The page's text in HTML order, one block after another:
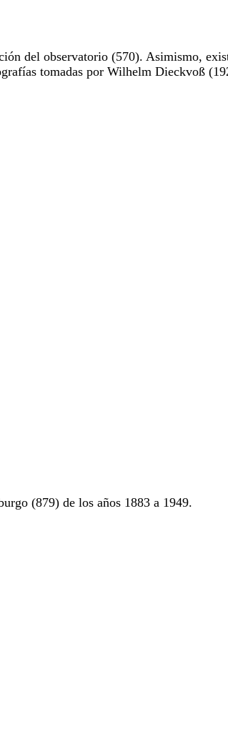
del observatorio (570). Asimismo,
tomadas por Wilhelm Dieckvoß
(879) de los años 1883 a 1949.